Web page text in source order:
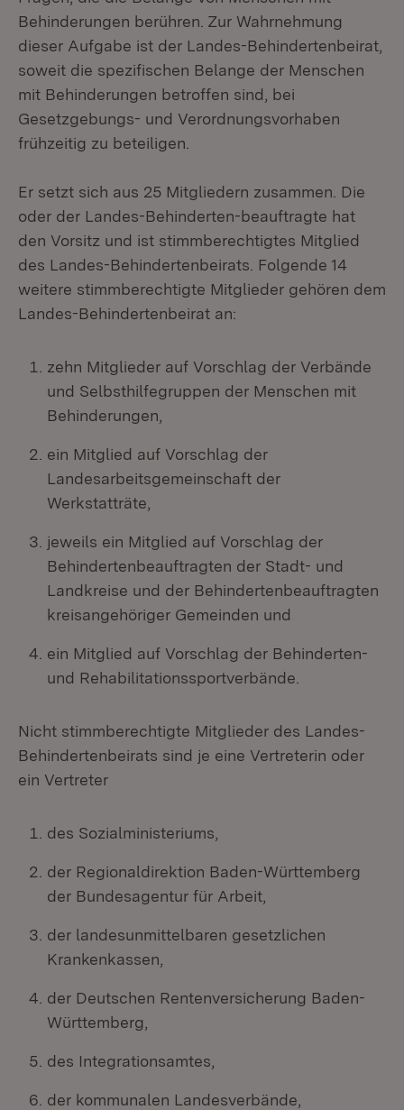
Behinderungen berühren. Zur Wahrnehmung
dieser Aufgabe ist der Landes-Behindertenbeirat,
soweit die spezifischen Belange der Menschen
mit Behinderungen betroffen sind, bei
Gesetzgebungs- und Verordnungsvorhaben
frühzeitig zu beteiligen.
Er setzt sich aus 25 Mitgliedern zusammen. Die
oder der Landes-Behinderten-beauftragte hat
den Vorsitz und ist stimmberechtigtes Mitglied
des Landes-Behindertenbeirats. Folgende 14
weitere stimmberechtigte Mitglieder gehören dem
Landes-Behindertenbeirat an:
zehn Mitglieder auf Vorschlag der Verbände
und Selbsthilfegruppen der Menschen mit
Behinderungen,
ein Mitglied auf Vorschlag der
Landesarbeitsgemeinschaft der
Werkstatträte,
jeweils ein Mitglied auf Vorschlag der
Behindertenbeauftragten der Stadt- und
Landkreise und der Behindertenbeauftragten
kreisangehöriger Gemeinden und
ein Mitglied auf Vorschlag der Behinderten-
und Rehabilitationssportverbände.
Nicht stimmberechtigte Mitglieder des Landes-
Behindertenbeirats sind je eine Vertreterin oder
ein Vertreter
des Sozialministeriums,
der Regionaldirektion Baden-Württemberg
der Bundesagentur für Arbeit,
der landesunmittelbaren gesetzlichen
Krankenkassen,
der Deutschen Rentenversicherung Baden-
Württemberg,
des Integrationsamtes,
der kommunalen Landesverbände,